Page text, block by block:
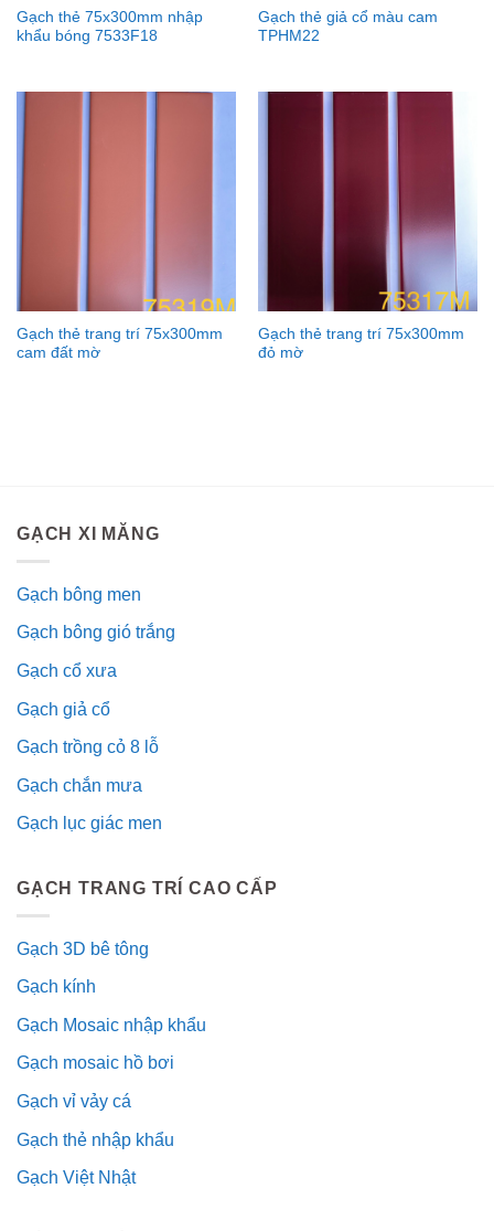
Gạch thẻ 75x300mm nhập
khẩu bóng 7533F18
Gạch thẻ giả cổ màu cam
TPHM22
Gạch thẻ trang trí 75x300mm
cam đất mờ
Gạch thẻ trang trí 75x300mm
đỏ mờ
GẠCH XI MĂNG
Gạch bông men
Gạch bông gió trắng
Gạch cổ xưa
Gạch giả cổ
Gạch trồng cỏ 8 lỗ
Gạch chắn mưa
Gạch lục giác men
GẠCH TRANG TRÍ CAO CẤP
Gạch 3D bê tông
Gạch kính
Gạch Mosaic nhập khẩu
Gạch mosaic hồ bơi
Gạch vỉ vảy cá
Gạch thẻ nhập khẩu
Gạch Việt Nhật